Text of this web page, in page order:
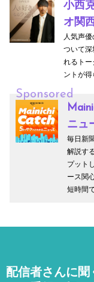
小西
オ関西
人気声
ついて深
れるトー
ントが得
Sponsored
ニュ
毎日新
解説す
プット
ース関
短時間
配信者さんに聞